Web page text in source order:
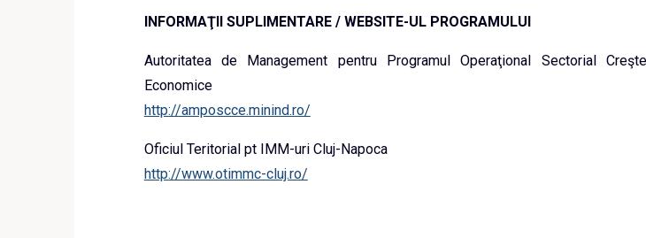
INFORMAŢII SUPLIMENTARE/ WEBSITE-UL PROGRAMULUI
Autoritatea de Management pentru Programul Operaţional Sectorial
Economice
http://amposcce.minind.ro/
Oficiul Teritorial pt IMM-uri Cluj-Napoca
http://www.otimmc-cluj.ro/